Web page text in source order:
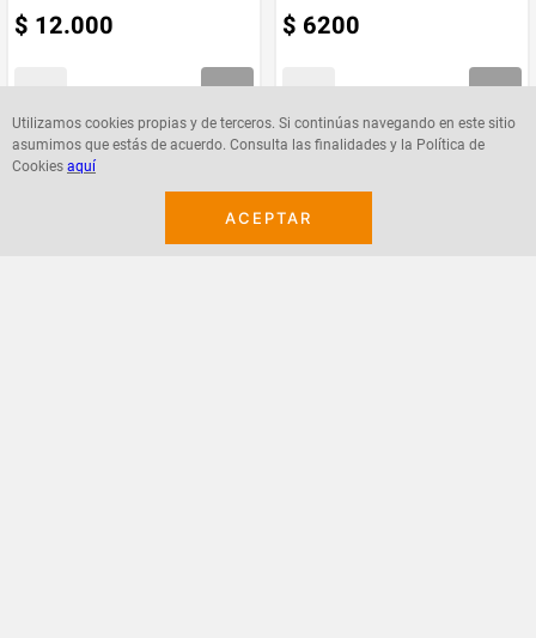
Utilizamos cookies propias y de terceros. Si continúas navegando en este sitio
asumimos que estás de acuerdo. Consulta las finalidades y la Política de
Cookies aquí
ACEPTAR
$ 12.000 $ 6200